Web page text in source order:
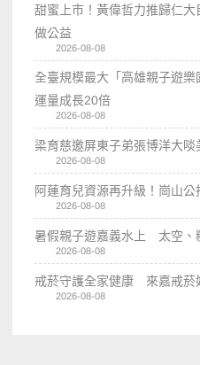
甜蜜上市！黃偉哲力推歸仁
做公益
2026-08-08
全臺規模最大「高雄親子遊
運量成長20倍
2026-08-08
梁育慈邀屏東子弟張博洋大
2026-08-08
阿蓮育兒資源再升級！崗山
2026-08-08
暑假親子遊嘉義水上 太空、
2026-08-08
戒菸守護全家健康 來嘉戒菸
2026-08-08